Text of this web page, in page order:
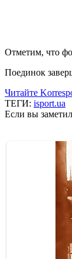
Отметим, что
Поединок
Читайте
ТЕГИ: isport.ua
Если вы